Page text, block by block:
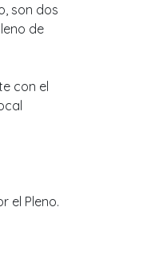
son dos
de
con el
el Pleno.